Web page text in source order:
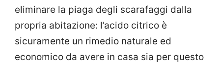
eliminare la piaga degli scarafaggi dalla
propria abitazione: l’acido citrico è
sicuramente un rimedio naturale ed
economico da avere in casa sia per questo